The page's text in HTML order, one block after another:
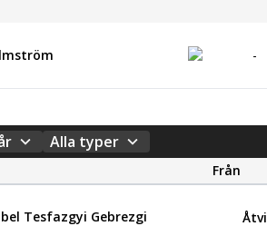
-
Alla typer
Från
Tesfazgyi Gebrezgi